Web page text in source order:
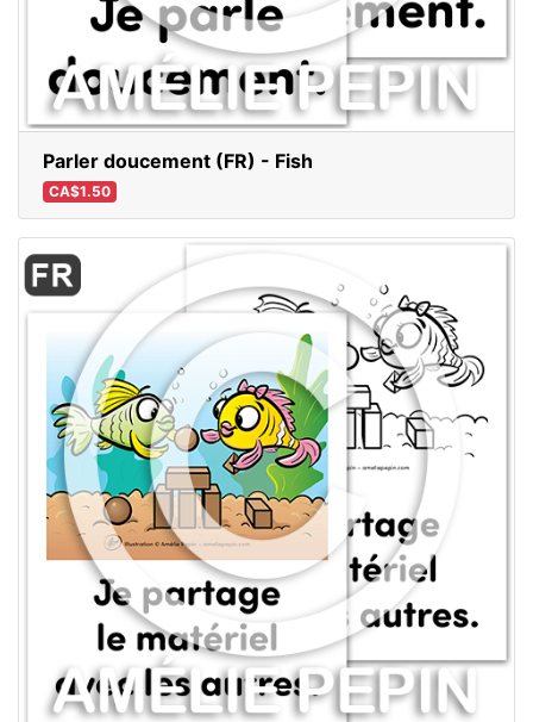
Parler doucement (FR) - Fish
CA$1.50